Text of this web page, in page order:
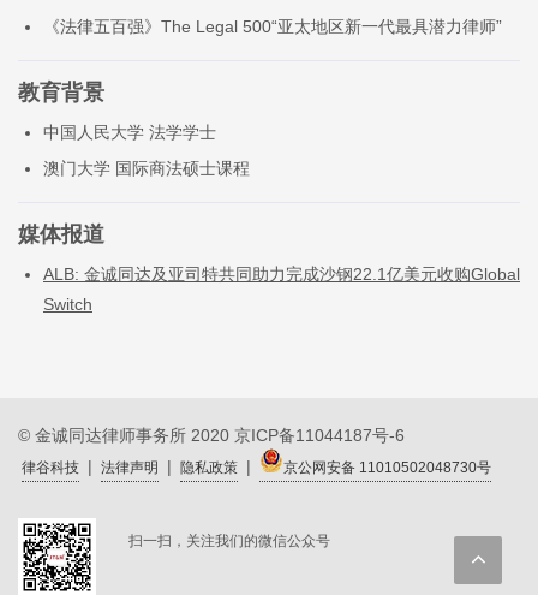
《法律五百强》The Legal 500“亚太地区新一代最具潜力律师”
教育背景
中国人民大学 法学学士
澳门大学 国际商法硕士课程
媒体报道
ALB: 金诚同达及亚司特共同助力完成沙钢22.1亿美元收购Global
Switch
© 金诚同达律师事务所 2020 京ICP备11044187号-6
律谷科技 | 法律声明 | 隐私政策 | 京公网安备 11010502048730号
扫一扫，关注我们的微信公众号